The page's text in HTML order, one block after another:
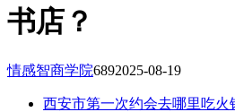
书店？
情感智商学院6892025-08-19
西安市第一次约会去哪里吃火